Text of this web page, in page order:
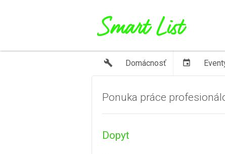
build Domácnosť event
Ponuka práce
Dopyt